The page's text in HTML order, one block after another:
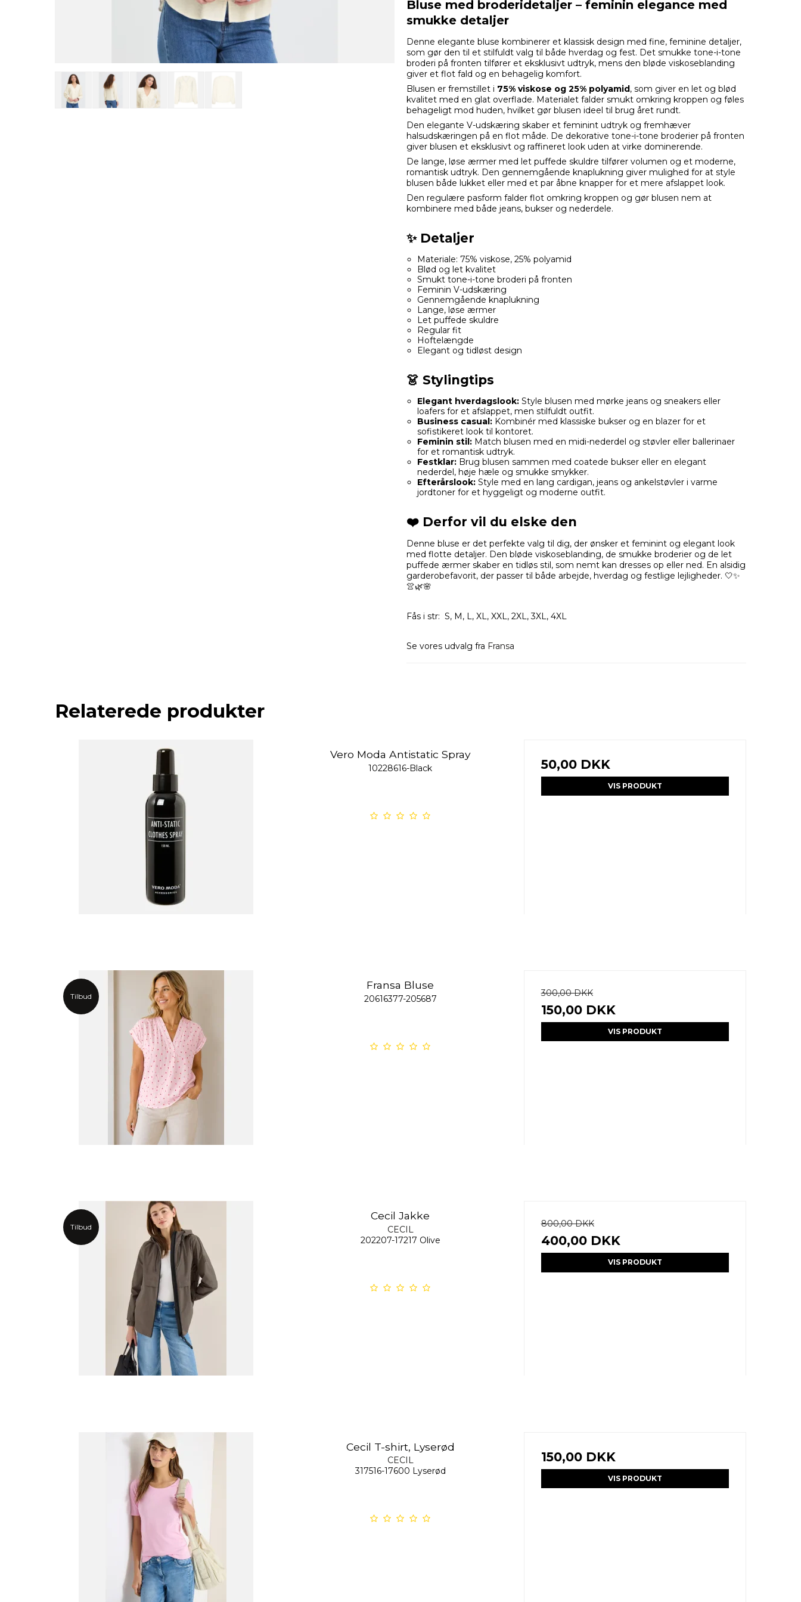
Bluse med broderidetaljer – feminin elegance med
smukke detaljer
Denne elegante bluse kombinerer et klassisk design med fine, feminine detaljer,
som gør den til et stilfuldt valg til både hverdag og fest. Det smukke tone-i-tone
broderi på fronten tilfører et eksklusivt udtryk, mens den bløde viskoseblanding
giver et flot fald og en behagelig komfort.
Blusen er fremstillet i 75% viskose og 25% polyamid , som giver en let og blød
kvalitet med en glat overflade. Materialet falder smukt omkring kroppen og føles
behageligt mod huden, hvilket gør blusen ideel til brug året rundt.
Den elegante V-udskæring skaber et feminint udtryk og fremhæver
halsudskæringen på en flot måde. De dekorative tone-i-tone broderier på fronten
giver blusen et eksklusivt og raffineret look uden at virke dominerende.
De lange, løse ærmer med let puffede skuldre tilfører volumen og et moderne,
romantisk udtryk. Den gennemgående knaplukning giver mulighed for at style
blusen både lukket eller med et par åbne knapper for et mere afslappet look.
Den regulære pasform falder flot omkring kroppen og gør blusen nem at
kombinere med både jeans, bukser og nederdele.
✨ Detaljer
Materiale: 75% viskose, 25% polyamid
Blød og let kvalitet
Smukt tone-i-tone broderi på fronten
Feminin V-udskæring
Gennemgående knaplukning
Lange, løse ærmer
Let puffede skuldre
Regular fit
Hoftelængde
Elegant og tidløst design
👗 Stylingtips
Elegant hverdagslook:Style blusen med mørke jeans og sneakers eller
loafers for et afslappet, men stilfuldt outfit.
Business casual:Kombinér med klassiske bukser og en blazer for et
sofistikeret look til kontoret.
Feminin stil:Match blusen med en midi-nederdel og støvler eller ballerinaer
for et romantisk udtryk.
Festklar:Brug blusen sammen med coatede bukser eller en elegant
nederdel, høje hæle og smukke smykker.
Efterårslook:Style med en lang cardigan, jeans og ankelstøvler i varme
jordtoner for et hyggeligt og moderne outfit.
❤️ Derfor vil du elske den
Denne bluse er det perfekte valg til dig, der ønsker et feminint og elegant look
med flotte detaljer. Den bløde viskoseblanding, de smukke broderier og de let
puffede ærmer skaber en tidløs stil, som nemt kan dresses op eller ned. En alsidig
garderobefavorit, der passer til både arbejde, hverdag og festlige lejligheder. 🤍✨
👚🌿🌸
Fås i str: S, M, L, XL, XXL, 2XL, 3XL, 4XL
Se vores udvalg fra Fransa
Relaterede produkter
Vero Moda Antistatic Spray
10228616-Black 50,00 DKK
VIS PRODUKT
Tilbud
Fransa Bluse
20616377-205687
300,00 DKK
150,00 DKK
VIS PRODUKT
Tilbud
Cecil Jakke
CECIL
202207-17217 Olive
800,00 DKK
400,00 DKK
VIS PRODUKT
Cecil T-shirt, Lyserød
CECIL
317516-17600 Lyserød
150,00 DKK
VIS PRODUKT